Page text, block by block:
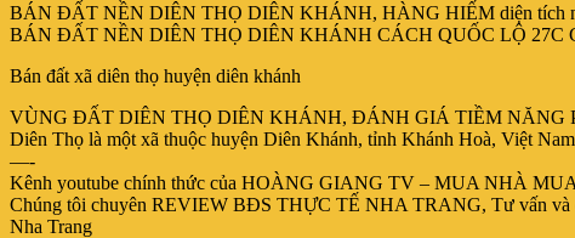
BÁN ĐẤT NỀN DIÊN THỌ DIÊN KHÁNH, HÀNG HIẾM diện
BÁN ĐẤT NỀN DIÊN THỌ DIÊN KHÁNH CÁCH QUỐC LỘ 27C
Bán đất xã diên thọ huyện diên khánh
VÙNG ĐẤT DIÊN THỌ DIÊN KHÁNH, ĐÁNH GIÁ TIỀM NĂNG
Diên Thọ là một xã thuộc huyện Diên Khánh, tỉnh Khánh Hoà, Việt
—-
Kênh youtube chính thức của HOÀNG GIANG TV – MUA NHÀ
Chúng tôi chuyên REVIEW BĐS THỰC TẾ NHA TRANG, Tư vấn và
Nha Trang